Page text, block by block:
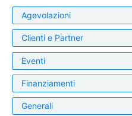
Agevolazioni
Clienti e Partner
Eventi
Finanziamenti
Generali